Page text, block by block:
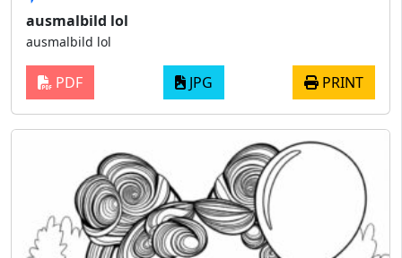
ausmalbild lol
ausmalbild lol
PDF JPG PRINT